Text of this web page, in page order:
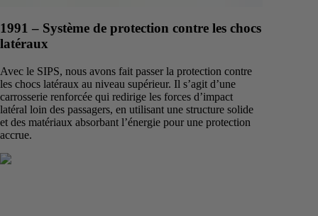
1991 – Système de protection contre les chocs
latéraux
Avec le SIPS, nous avons fait passer la protection contre
les chocs latéraux au niveau supérieur. Il s’agit d’une
carrosserie renforcée qui redirige les forces d’impact
latéral loin des passagers, en utilisant une structure solide
et des matériaux absorbant l’énergie pour une protection
accrue.